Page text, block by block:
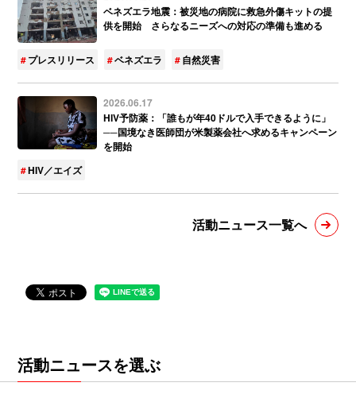
ベネズエラ地震：被災地の病院に救急外傷キットの提
供を開始 さらなるニーズへの対応の準備も進める
プレスリリース ベネズエラ 自然災害
2026.06.17
HIV予防薬：「誰もが年40ドルで入手できるように」
──国境なき医師団が米製薬会社へ求めるキャンペーン
を開始
HIV／エイズ
活動ニュース一覧へ
活動ニュースを選ぶ